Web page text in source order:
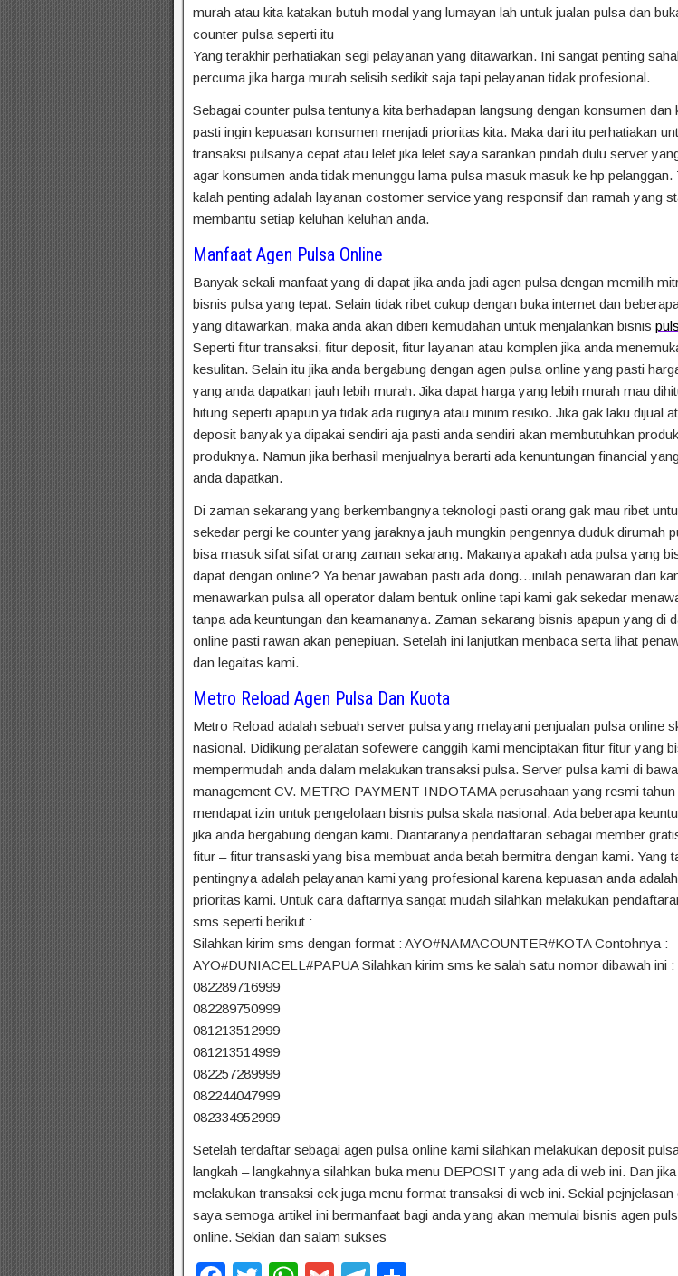
murah atau kita katakan butuh modal yang lumayan lah untuk jualan pulsa dan
counter pulsa seperti itu
Yang terakhir perhatiakan segi pelayanan yang ditawarkan. Ini sangat penting
percuma jika harga murah selisih sedikit saja tapi pelayanan tidak profesional.
Sebagai counter pulsa tentunya kita berhadapan langsung dengan konsumen dan
pasti ingin kepuasan konsumen menjadi prioritas kita. Maka dari itu perhatiakan
transaksi pulsanya cepat atau lelet jika lelet saya sarankan pindah dulu server
agar konsumen anda tidak menunggu lama pulsa masuk masuk ke hp pelanggan.
kalah penting adalah layanan costomer service yang responsif dan ramah yang
membantu setiap keluhan keluhan anda.
Manfaat Agen Pulsa Online
Banyak sekali manfaat yang di dapat jika anda jadi agen pulsa dengan memilih
bisnis pulsa yang tepat. Selain tidak ribet cukup dengan buka internet dan
yang ditawarkan, maka anda akan diberi kemudahan untuk menjalankan bisnis
Seperti fitur transaksi, fitur deposit, fitur layanan atau komplen jika anda
kesulitan. Selain itu jika anda bergabung dengan agen pulsa online yang pasti
yang anda dapatkan jauh lebih murah. Jika dapat harga yang lebih murah mau
hitung seperti apapun ya tidak ada ruginya atau minim resiko. Jika gak laku dijual
deposit banyak ya dipakai sendiri aja pasti anda sendiri akan membutuhkan
produknya. Namun jika berhasil menjualnya berarti ada kenuntungan financial
anda dapatkan.
Di zaman sekarang yang berkembangnya teknologi pasti orang gak mau ribet
sekedar pergi ke counter yang jaraknya jauh mungkin pengennya duduk dirumah
bisa masuk sifat sifat orang zaman sekarang. Makanya apakah ada pulsa yang
dapat dengan online? Ya benar jawaban pasti ada dong…inilah penawaran dari
menawarkan pulsa all operator dalam bentuk online tapi kami gak sekedar
tanpa ada keuntungan dan keamananya. Zaman sekarang bisnis apapun yang di
online pasti rawan akan penepiuan. Setelah ini lanjutkan menbaca serta lihat
dan legaitas kami.
Metro Reload Agen Pulsa Dan Kuota
Metro Reload adalah sebuah server pulsa yang melayani penjualan pulsa online
nasional. Didikung peralatan sofewere canggih kami menciptakan fitur fitur yang
mempermudah anda dalam melakukan transaksi pulsa. Server pulsa kami di
management CV. METRO PAYMENT INDOTAMA perusahaan yang resmi tahun
mendapat izin untuk pengelolaan bisnis pulsa skala nasional. Ada beberapa
jika anda bergabung dengan kami. Diantaranya pendaftaran sebagai member
fitur – fitur transaski yang bisa membuat anda betah bermitra dengan kami. Yang
pentingnya adalah pelayanan kami yang profesional karena kepuasan anda adalah
prioritas kami. Untuk cara daftarnya sangat mudah silahkan melakukan
sms seperti berikut :
Silahkan kirim sms dengan format : AYO#NAMACOUNTER#KOTA Contohnya :
AYO#DUNIACELL#PAPUA Silahkan kirim sms ke salah satu nomor dibawah ini :
082289716999
082289750999
081213512999
081213514999
082257289999
082244047999
082334952999
Setelah terdaftar sebagai agen pulsa online kami silahkan melakukan deposit
langkah – langkahnya silahkan buka menu DEPOSIT yang ada di web ini. Dan jika
melakukan transaksi cek juga menu format transaksi di web ini. Sekial pejnjelasan
saya semoga artikel ini bermanfaat bagi anda yang akan memulai bisnis agen
online. Sekian dan salam sukses